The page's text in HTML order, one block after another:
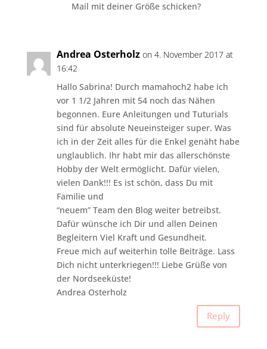
Mail mit deiner Größe schicken?
Andrea Osterholz on 4. November 2017 at
16:42
Hallo Sabrina! Durch mamahoch2 habe ich
vor 1 1/2 Jahren mit 54 noch das Nähen
begonnen. Eure Anleitungen und Tuturials
sind für absolute Neueinsteiger super. Was
ich in der Zeit alles für die Enkel genäht habe
unglaublich. Ihr habt mir das allerschönste
Hobby der Welt ermöglicht. Dafür vielen,
vielen Dank!!! Es ist schön, dass Du mit
Familie und
“neuem” Team den Blog weiter betreibst.
Dafür wünsche ich Dir und allen Deinen
Begleitern Viel Kraft und Gesundheit.
Freue mich auf weiterhin tolle Beiträge. Lass
Dich nicht unterkriegen!!! Liebe Grüße von
der Nordseeküste!
Andrea Osterholz
Reply